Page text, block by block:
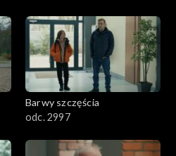
Barwy szczęścia
odc. 2997